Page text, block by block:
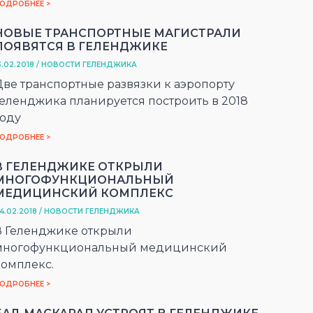
>
ТРАНСПОРТНЫЕ МАГИСТРАЛИ
В ГЕЛЕНДЖИКЕ
/ НОВОСТИ ГЕЛЕНДЖИКА
транспортные развязки к аэропорту
планируется построить в 2018
>
ГЕЛЕНДЖИКЕ ОТКРЫЛИ
КОМПЛЕКС
/ НОВОСТИ ГЕЛЕНДЖИКА
Геленджике открыли
медицинский
>